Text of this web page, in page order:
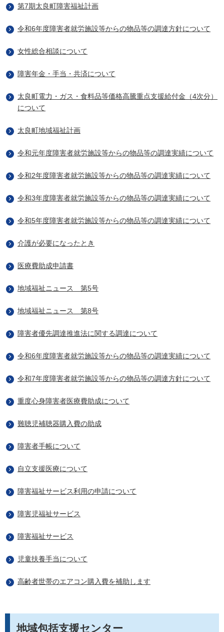
第7期太良町障害福祉計画
令和6年度障害者就労施設等からの物品等の調達方針について
女性総合相談について
障害年金・手当・共済について
太良町電力・ガス・食料品等価格高騰重点支援給付金（4次分）
について
太良町地域福祉計画
令和元年度障害者就労施設等からの物品等の調達実績について
令和2年度障害者就労施設等からの物品等の調達実績について
令和3年度障害者就労施設等からの物品等の調達実績について
令和5年度障害者就労施設等からの物品等の調達実績について
介護が必要になったとき
医療費助成申請書
地域福祉ニュース 第5号
地域福祉ニュース 第8号
障害者優先調達推進法に関する調達について
令和6年度障害者就労施設等からの物品等の調達実績について
令和7年度障害者就労施設等からの物品等の調達方針について
重度心身障害者医療費助成について
難聴児補聴器購入費の助成
障害者手帳について
自立支援医療について
障害福祉サービス利用の申請について
障害児福祉サービス
障害福祉サービス
児童扶養手当について
高齢者世帯のエアコン購入費を補助します
地域包括支援センター